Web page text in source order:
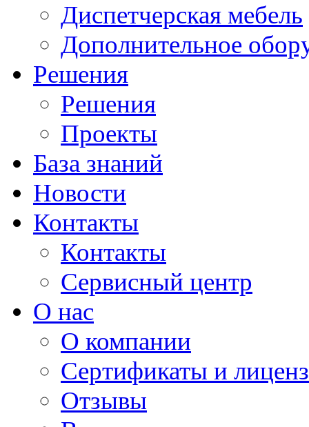
Диспетчерская мебель
Дополнительное
Решения
Решения
Проекты
База знаний
Новости
Контакты
Контакты
Сервисный центр
О нас
О компании
Сертификаты и
Отзывы